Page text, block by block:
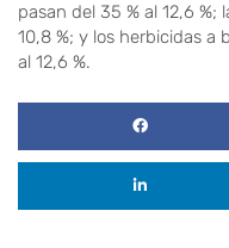
pasan del 35 % al 12,6 %;
10,8 %; y los herbicidas a
al 12,6 %.